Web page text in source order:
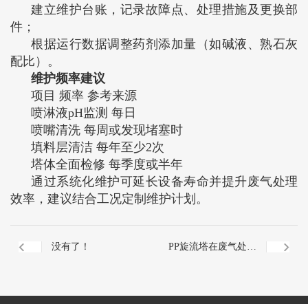
建立维护台账，记录故障点、处理措施及更换部
件‌；
根据运行数据调整药剂添加量（如碱液、熟石灰
配比）‌。
维护频率建议
‌项目‌ ‌频率‌ ‌参考来源‌
喷淋液pH监测 每日 ‌
喷嘴清洗 每周或发现堵塞时 ‌
填料层清洁 每年至少2次 ‌
塔体全面检修 每季度或半年 ‌
通过系统化维护可延长设备寿命并提升废气处理
效率，建议结合工况定制维护计划‌。
没有了！ PP旋流塔在废气处理